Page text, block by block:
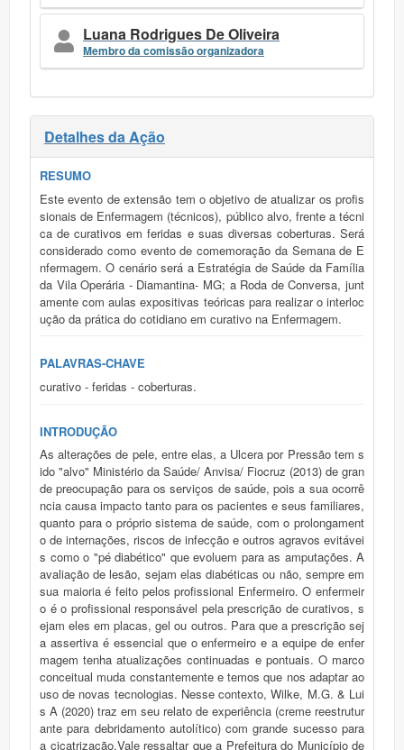
Luana Rodrigues De Oliveira
Membro da comissão organizadora
Detalhes da Ação
RESUMO
Este evento de extensão tem o objetivo de atualizar os profis
sionais de Enfermagem (técnicos), público alvo, frente a técni
ca de curativos em feridas e suas diversas coberturas. Será
considerado como evento de comemoração da Semana de E
nfermagem. O cenário será a Estratégia de Saúde da Família
da Vila Operária - Diamantina- MG; a Roda de Conversa, junt
amente com aulas expositivas teóricas para realizar o interloc
ução da prática do cotidiano em curativo na Enfermagem.
PALAVRAS-CHAVE
curativo - feridas - coberturas.
INTRODUÇÃO
As alterações de pele, entre elas, a Ulcera por Pressão tem s
ido "alvo" Ministério da Saúde/ Anvisa/ Fiocruz (2013) de gran
de preocupação para os serviços de saúde, pois a sua ocorrê
ncia causa impacto tanto para os pacientes e seus familiares,
quanto para o próprio sistema de saúde, com o prolongament
o de internações, riscos de infecção e outros agravos evitávei
s como o "pé diabético" que evoluem para as amputações. A
avaliação de lesão, sejam elas diabéticas ou não, sempre em
sua maioria é feito pelos profissional Enfermeiro. O enfermeir
o é o profissional responsável pela prescrição de curativos, s
ejam eles em placas, gel ou outros. Para que a prescrição sej
a assertiva é essencial que o enfermeiro e a equipe de enfer
magem tenha atualizações continuadas e pontuais. O marco
conceitual muda constantemente e temos que nos adaptar ao
uso de novas tecnologias. Nesse contexto, Wilke, M.G. & Lui
s A (2020) traz em seu relato de experiência (creme reestrutur
ante para debridamento autolítico) com grande sucesso para
a cicatrização.Vale ressaltar que a Prefeitura do Município de